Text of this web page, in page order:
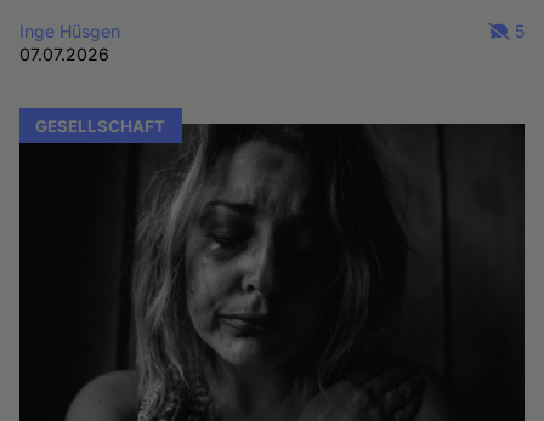
Inge Hüsgen
07.07.2026
5
GESELLSCHAFT